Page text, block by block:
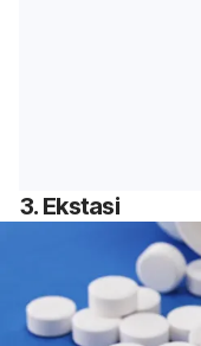
3. Ekstasi